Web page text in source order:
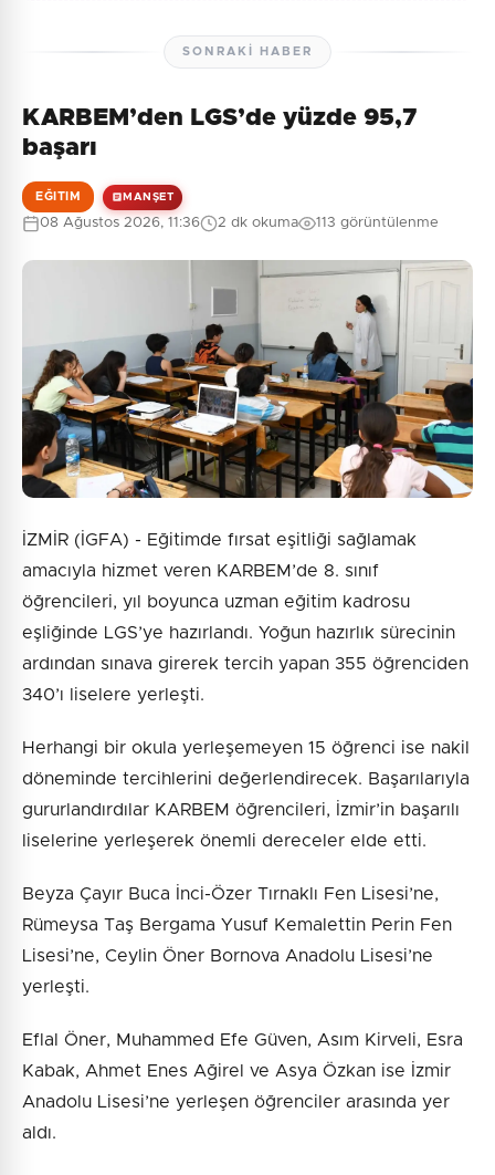
SONRAKI HABER
KARBEM’den LGS’de yüzde 95,7
başarı
EĞITIM MANŞET
08 Ağustos 2026, 11:36 2 dk okuma 113 görüntülenme
İZMİR (İGFA) - Eğitimde fırsat eşitliği sağlamak
amacıyla hizmet veren KARBEM’de 8. sınıf
öğrencileri, yıl boyunca uzman eğitim kadrosu
eşliğinde LGS’ye hazırlandı. Yoğun hazırlık sürecinin
ardından sınava girerek tercih yapan 355 öğrenciden
340’ı liselere yerleşti.
Herhangi bir okula yerleşemeyen 15 öğrenci ise nakil
döneminde tercihlerini değerlendirecek. Başarılarıyla
gururlandırdılar KARBEM öğrencileri, İzmir’in başarılı
liselerine yerleşerek önemli dereceler elde etti.
Beyza Çayır Buca İnci-Özer Tırnaklı Fen Lisesi’ne,
Rümeysa Taş Bergama Yusuf Kemalettin Perin Fen
Lisesi’ne, Ceylin Öner Bornova Anadolu Lisesi’ne
yerleşti.
Eflal Öner, Muhammed Efe Güven, Asım Kirveli, Esra
Kabak, Ahmet Enes Ağirel ve Asya Özkan ise İzmir
Anadolu Lisesi’ne yerleşen öğrenciler arasında yer
aldı.